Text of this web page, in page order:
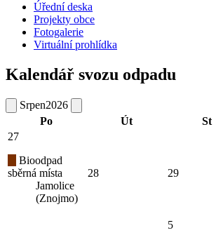
Úřední deska
Projekty obce
Fotogalerie
Virtuální prohlídka
Kalendář svozu odpadu
Srpen2026
Po
Út St
27
Bioodpad
sběrná místa
Jamolice
(Znojmo)
28 29
5